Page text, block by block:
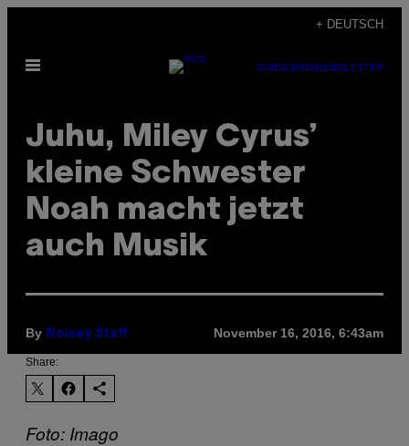
content
+ DEUTSCH
Open
SUBSCRIBENEWSLETTER
Juhu, Miley Cyrus’
kleine Schwester
Noah macht jetzt
auch Musik
By Noisey Staff November 16, 2016, 6:43am
Share:
Foto: Imago